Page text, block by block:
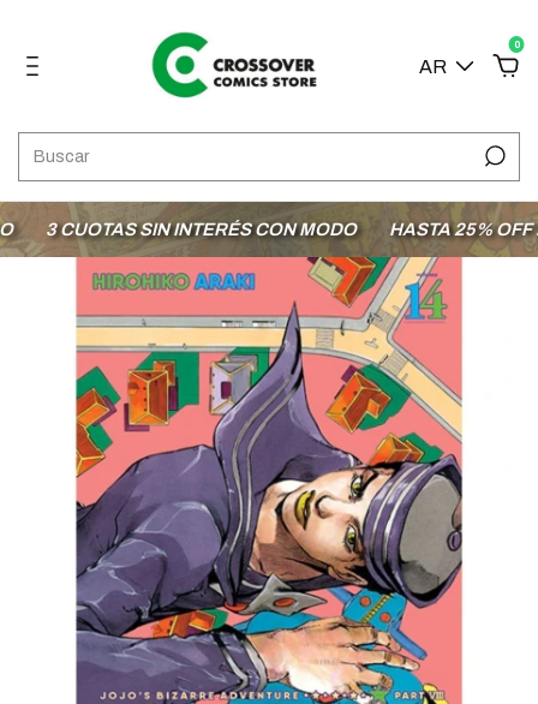
AR
0
3 CUOTAS SIN INTERÉS CON MODO HASTA 25% OFF EN